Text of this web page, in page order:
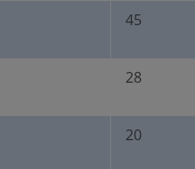
45
28
20